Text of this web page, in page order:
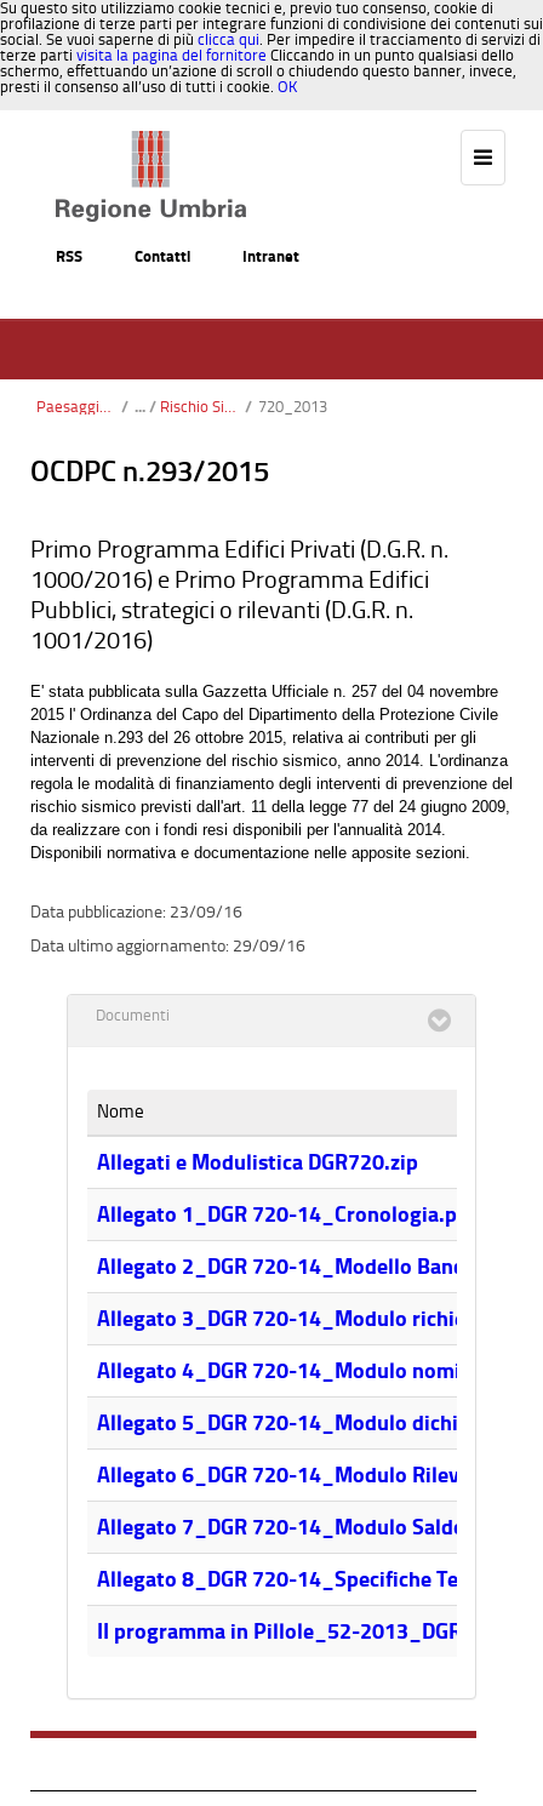
Su questo sito utilizziamo cookie tecnici e, previo tuo consenso, cookie di
profilazione di terze parti per integrare funzioni di condivisione dei contenuti sui
social. Se vuoi saperne di più clicca qui. Per impedire il tracciamento di servizi di
terze parti visita la pagina del fornitore Cliccando in un punto qualsiasi dello
schermo, effettuando un’azione di scroll o chiudendo questo banner, invece,
presti il consenso all’uso di tutti i cookie. OK
RSS Contatti Intranet
Paesaggio, Territorio, Urbanistica / Rischio Sismico / 720_2013
OCDPC n.293/2015
Primo Programma Edifici Privati (D.G.R. n.
1000/2016) e Primo Programma Edifici
Pubblici, strategici o rilevanti (D.G.R. n.
1001/2016)
E' stata pubblicata sulla Gazzetta Ufficiale n. 257 del 04 novembre
2015 l' Ordinanza del Capo del Dipartimento della Protezione Civile
Nazionale n.293 del 26 ottobre 2015, relativa ai contributi per gli
interventi di prevenzione del rischio sismico, anno 2014. L'ordinanza
regola le modalità di finanziamento degli interventi di prevenzione del
rischio sismico previsti dall'art. 11 della legge 77 del 24 giugno 2009,
da realizzare con i fondi resi disponibili per l'annualità 2014.
Disponibili normativa e documentazione nelle apposite sezioni.
23/09/16
29/09/16
Documenti
Nome
Allegati e Modulistica DGR720.zip
Allegato 1_DGR 720-14_Cronologia.pdf
Allegato 2_DGR 720-14_Modello Bando.docx
Allegato 3_DGR 720-14_Modulo richiesta
Allegato 4_DGR 720-14_Modulo nominativo
Allegato 5_DGR 720-14_Modulo
Allegato 6_DGR 720-14_Modulo Rilevazione
Allegato 7_DGR 720-14_Modulo Saldo &
Allegato 8_DGR 720-14_Specifiche
II programma in Pillole_52-2013_DGR 720-